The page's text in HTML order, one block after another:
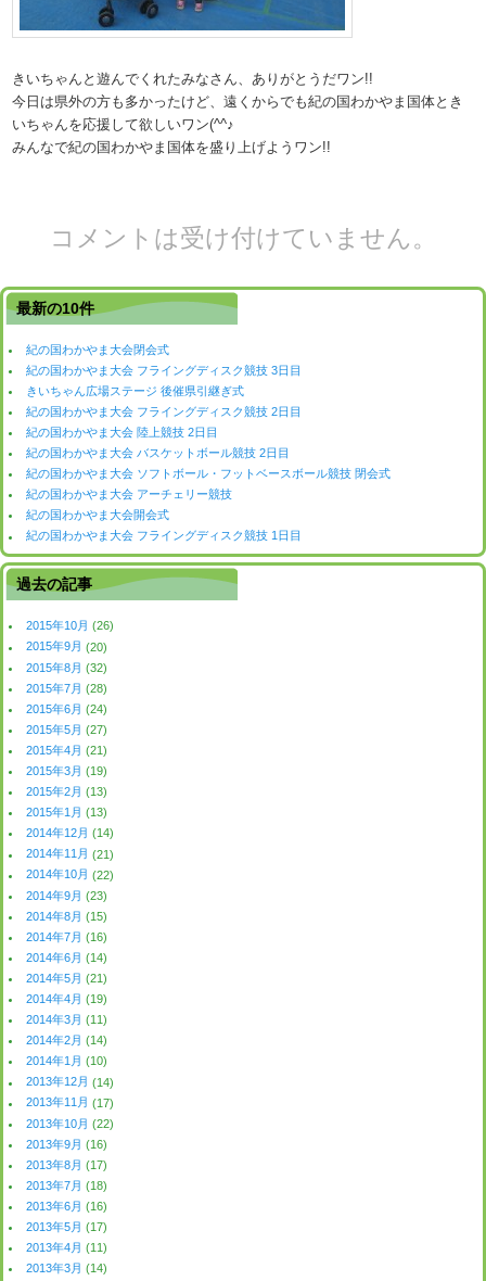
きいちゃんと遊んでくれたみなさん、ありがとうだワン!!
今日は県外の方も多かったけど、遠くからでも紀の国わかやま国体とき
いちゃんを応援して欲しいワン(^^♪
みんなで紀の国わかやま国体を盛り上げようワン!!
コメントは受け付けていません。
最新の10件
紀の国わかやま大会閉会式
紀の国わかやま大会 フライングディスク競技 3日目
きいちゃん広場ステージ 後催県引継ぎ式
紀の国わかやま大会 フライングディスク競技 2日目
紀の国わかやま大会 陸上競技 2日目
紀の国わかやま大会 バスケットボール競技 2日目
紀の国わかやま大会 ソフトボール・フットベースボール競技 閉会式
紀の国わかやま大会 アーチェリー競技
紀の国わかやま大会開会式
紀の国わかやま大会 フライングディスク競技 1日目
過去の記事
2015年10月 (26)
2015年9月 (20)
2015年8月 (32)
2015年7月 (28)
2015年6月 (24)
2015年5月 (27)
2015年4月 (21)
2015年3月 (19)
2015年2月 (13)
2015年1月 (13)
2014年12月 (14)
2014年11月 (21)
2014年10月 (22)
2014年9月 (23)
2014年8月 (15)
2014年7月 (16)
2014年6月 (14)
2014年5月 (21)
2014年4月 (19)
2014年3月 (11)
2014年2月 (14)
2014年1月 (10)
2013年12月 (14)
2013年11月 (17)
2013年10月 (22)
2013年9月 (16)
2013年8月 (17)
2013年7月 (18)
2013年6月 (16)
2013年5月 (17)
2013年4月 (11)
2013年3月 (14)